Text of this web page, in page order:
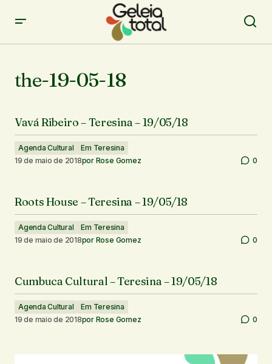
the-19-05-18
Vavá Ribeiro – Teresina – 19/05/18
Agenda Cultural
Em Teresina
19 de maio de 2018por Rose Gomez 0
Roots House – Teresina – 19/05/18
Agenda Cultural
Em Teresina
19 de maio de 2018por Rose Gomez 0
Cumbuca Cultural – Teresina – 19/05/18
Agenda Cultural
Em Teresina
19 de maio de 2018por Rose Gomez 0